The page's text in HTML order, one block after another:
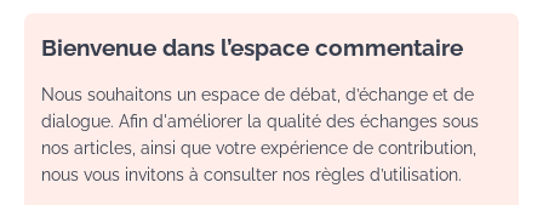
Bienvenue dans l’espace commentaire
Nous souhaitons un espace de débat, d’échange et de
dialogue. Afin d'améliorer la qualité des échanges sous
nos articles, ainsi que votre expérience de contribution,
nous vous invitons à consulter nos règles d’utilisation.